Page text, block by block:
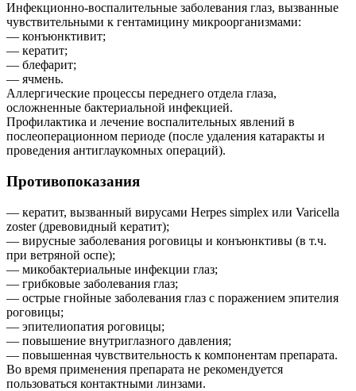
Инфекционно-воспалительные заболевания глаз, вызванные
чувствительными к гентамицину микроорганизмами:
— конъюнктивит;
— кератит;
— блефарит;
— ячмень.
Аллергические процессы переднего отдела глаза,
осложненные бактериальной инфекцией.
Профилактика и лечение воспалительных явлений в
послеоперационном периоде (после удаления катаракты и
проведения антиглаукомных операций).
Противопоказания
— кератит, вызванный вирусами Herpes simplex или Varicella
zoster (древовидный кератит);
— вирусные заболевания роговицы и конъюнктивы (в т.ч.
при ветряной оспе);
— микобактериальные инфекции глаз;
— грибковые заболевания глаз;
— острые гнойные заболевания глаз с поражением эпителия
роговицы;
— эпителиопатия роговицы;
— повышение внутриглазного давления;
— повышенная чувствительность к компонентам препарата.
Во время применения препарата не рекомендуется
пользоваться контактными линзами.